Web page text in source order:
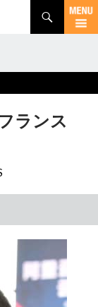
ランス